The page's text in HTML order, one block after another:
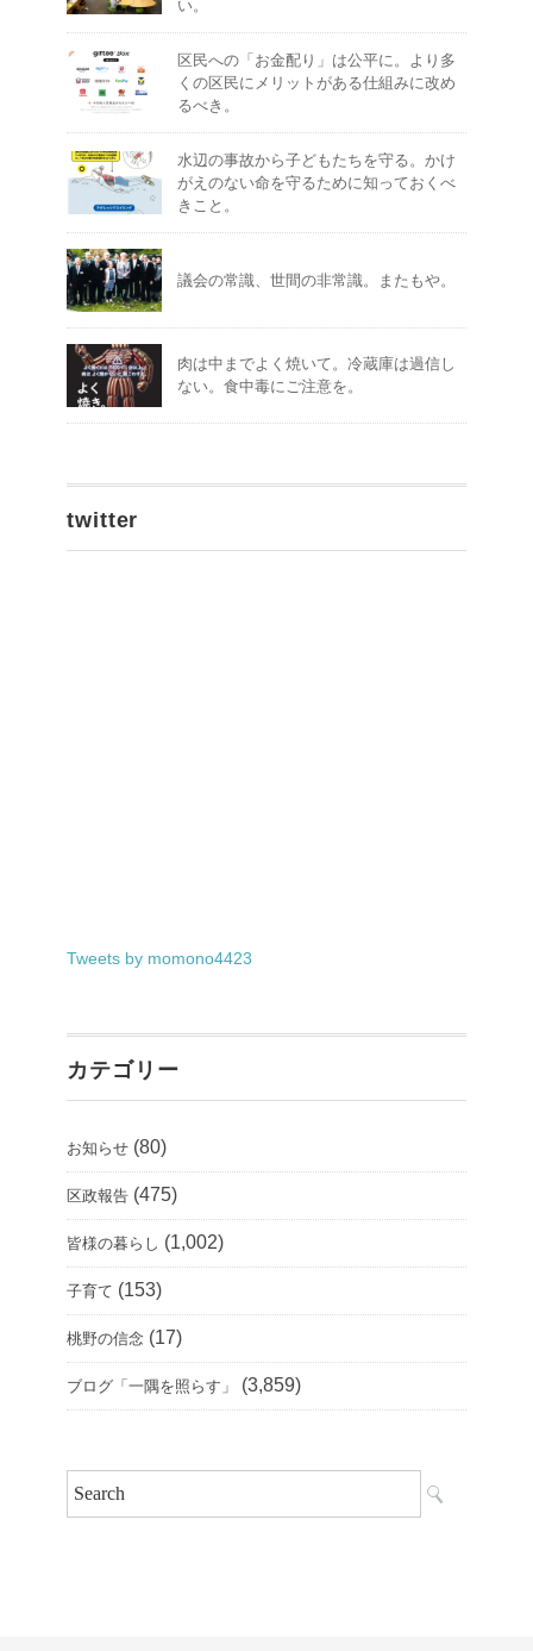
い。
区民への「お金配り」は公平に。より多
くの区民にメリットがある仕組みに改め
るべき。
水辺の事故から子どもたちを守る。かけ
がえのない命を守るために知っておくべ
きこと。
議会の常識、世間の非常識。またもや。
肉は中までよく焼いて。冷蔵庫は過信し
ない。食中毒にご注意を。
twitter
Tweets by momono4423
カテゴリー
お知らせ (80)
区政報告 (475)
皆様の暮らし (1,002)
子育て (153)
桃野の信念 (17)
ブログ「一隅を照らす」 (3,859)